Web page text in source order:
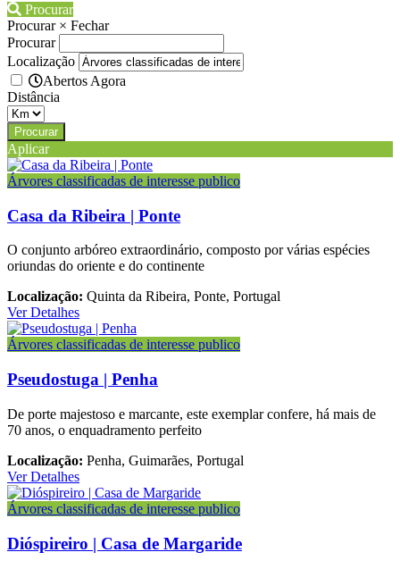
Procurar
Procurar × Fechar
Procurar
Localização
Abertos Agora
Distância
Aplicar
Árvores classificadas de interesse publico
Casa da Ribeira | Ponte
O conjunto arbóreo extraordinário, composto por várias espécies
oriundas do oriente e do continente
Localização: Quinta da Ribeira, Ponte, Portugal
Ver Detalhes
Árvores classificadas de interesse publico
Pseudostuga | Penha
De porte majestoso e marcante, este exemplar confere, há mais de
70 anos, o enquadramento perfeito
Localização: Penha, Guimarães, Portugal
Ver Detalhes
Árvores classificadas de interesse publico
Dióspireiro | Casa de Margaride